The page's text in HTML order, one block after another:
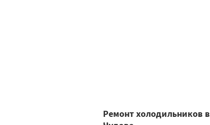
Ремонт холодильников в